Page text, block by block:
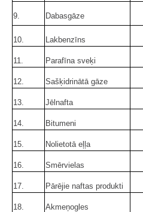
9. Dabasgāze
10. Lakbenzīns
11. Parafīna sveķi
12. Sašķidrinātā gāze
13. Jēlnafta
14. Bitumeni
15. Nolietotā eļļa
16. Smērvielas
17. Pārējie naftas produkti
18. Akmeņogles